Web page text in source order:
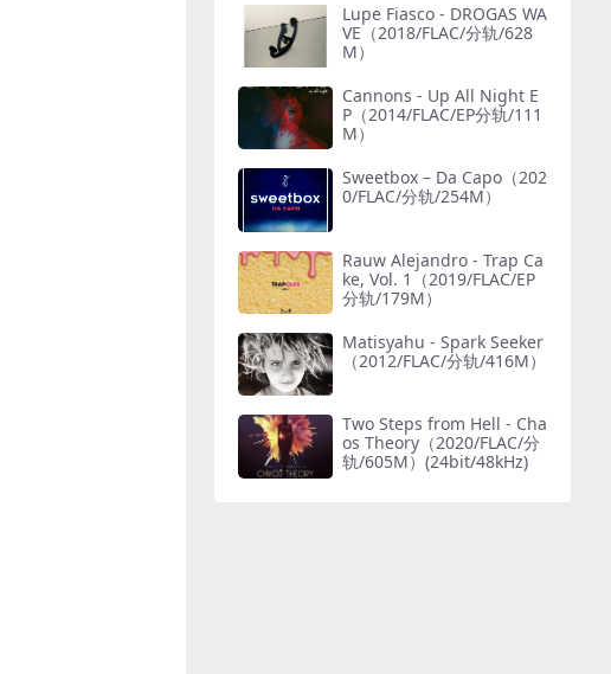
Lupe Fiasco - DROGAS WA
VE（2018/FLAC/分轨/628
M）
Cannons - Up All Night E
P（2014/FLAC/EP分轨/111
M）
Sweetbox – Da Capo（202
0/FLAC/分轨/254M）
Rauw Alejandro - Trap Ca
ke, Vol. 1（2019/FLAC/EP
分轨/179M）
Matisyahu - Spark Seeker
（2012/FLAC/分轨/416M）
Two Steps from Hell - Cha
os Theory（2020/FLAC/分
轨/605M）(24bit/48kHz)